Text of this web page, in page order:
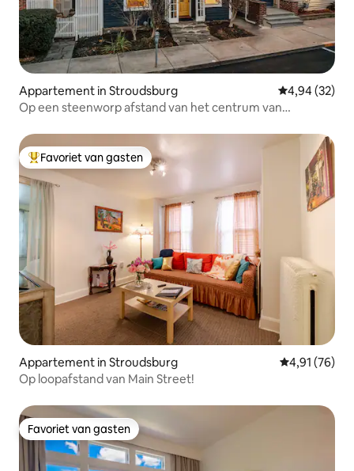
Appartement in Stroudsburg Gemiddelde
4,94 (32)
Op een steenworp afstand van het centrum van
Topfavoriet van gasten
Favoriet van gasten
Appartement in Stroudsburg Gemiddelde
4,91 (76)
Op loopafstand van Main Street!
Favoriet van gasten
Favoriet van gasten